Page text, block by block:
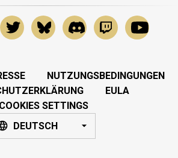
NUTZUNGSBEDINGUNGEN
EULA
COOKIES SETTINGS
DEUTSCH